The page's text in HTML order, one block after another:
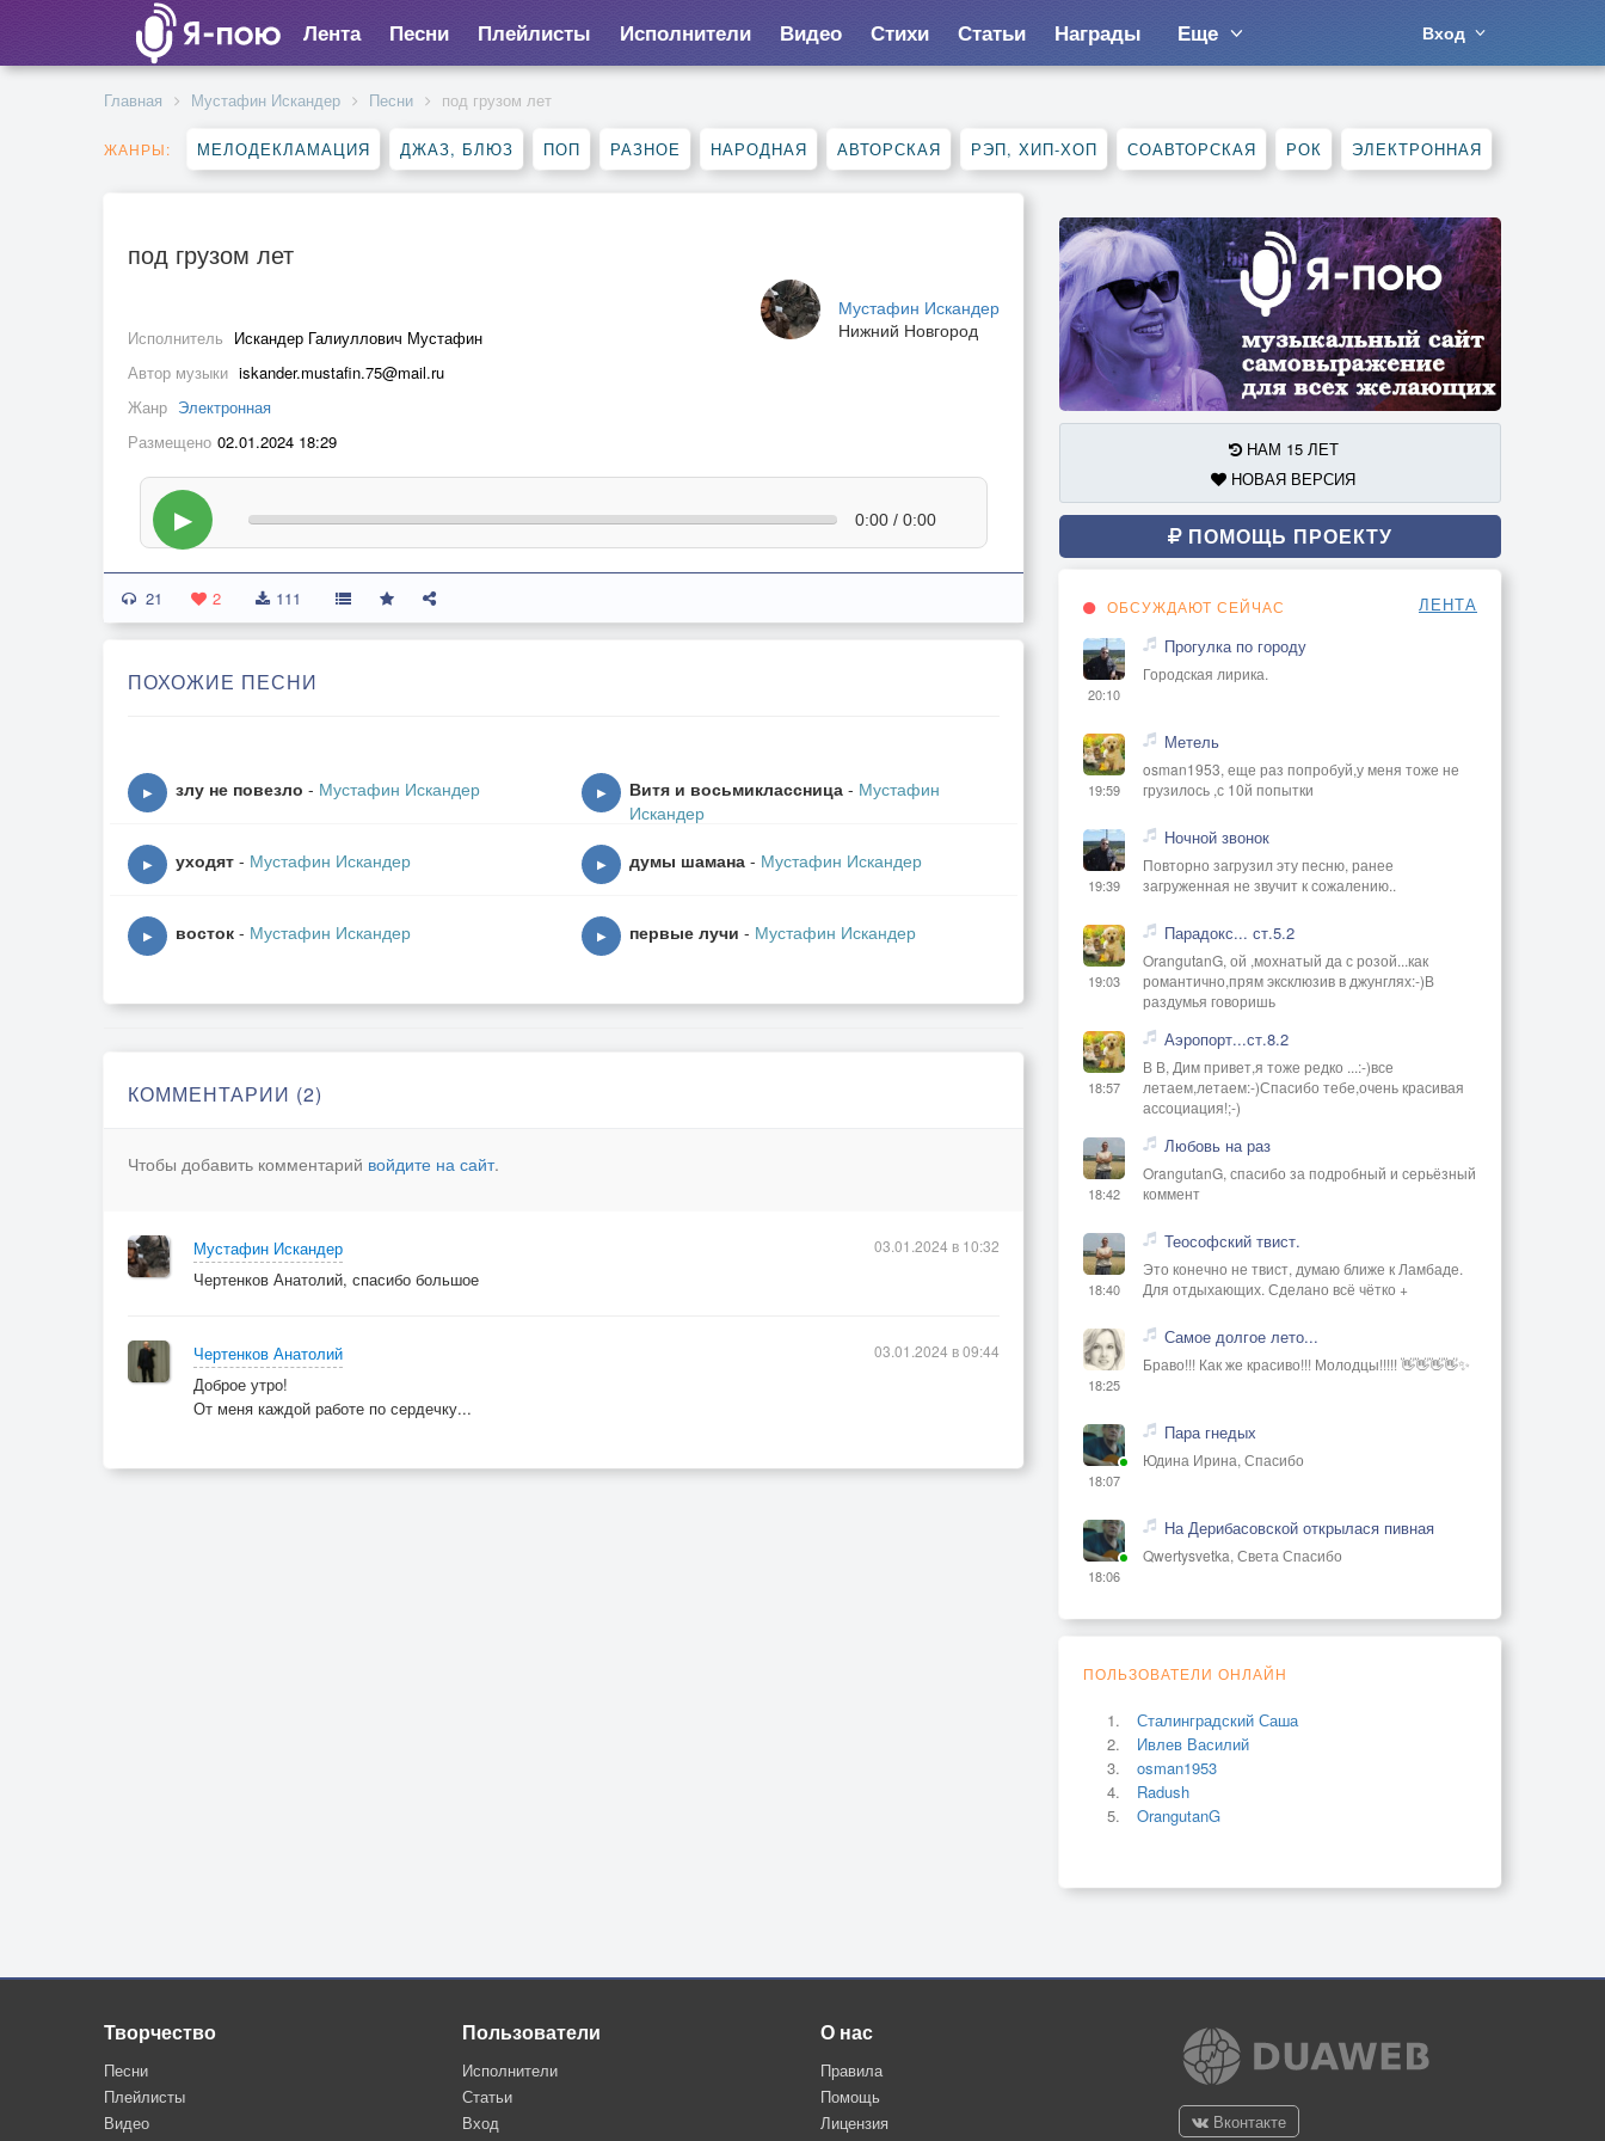
Лента Песни Плейлисты Исполнители Видео Стихи Статьи Награды Еще Вход
Главная Мустафин Искандер Песни под грузом лет
ЖАНРЫ: МЕЛОДЕКЛАМАЦИЯ ДЖАЗ, БЛЮЗ ПОП РАЗНОЕ НАРОДНАЯ АВТОРСКАЯ РЭП, ХИП-ХОП СОАВТОРСКАЯ РОК ЭЛЕКТРОННАЯ
под грузом лет
Мустафин Искандер
Нижний Новгород
Исполнитель Искандер Галиуллович Мустафин
Автор музыки iskander.mustafin.75@mail.ru
Жанр Электронная
Размещено 02.01.2024 18:29
▶ 0:00 / 0:00
21 2 111
ПОХОЖИЕ ПЕСНИ
▶ злу не повезло - Мустафин Искандер ▶ Витя и восьмиклассница - Мустафин
Искандер
▶ уходят - Мустафин Искандер ▶ думы шамана - Мустафин Искандер
▶ восток - Мустафин Искандер ▶ первые лучи - Мустафин Искандер
КОММЕНТАРИИ (2)
Чтобы добавить комментарий войдите на сайт.
Мустафин Искандер
Чертенков Анатолий, спасибо большое
03.01.2024 в 10:32
Чертенков Анатолий
Доброе утро!
От меня каждой работе по сердечку...
03.01.2024 в 09:44
НАМ 15 ЛЕТ
НОВАЯ ВЕРСИЯ
ПОМОЩЬ ПРОЕКТУ
ОБСУЖДАЮТ СЕЙЧАС ЛЕНТА
20:10
Прогулка по городу
Городская лирика.
19:59
Метель
osman1953, еще раз попробуй,у меня тоже не
грузилось ,с 10й попытки
19:39
Ночной звонок
Повторно загрузил эту песню, ранее
загруженная не звучит к сожалению..
19:03
Парадокс... ст.5.2
OrangutanG, ой ,мохнатый да с розой...как
романтично,прям эксклюзив в джунглях:-)В
раздумья говоришь
18:57
Аэропорт...ст.8.2
В В, Дим привет,я тоже редко ...:-)все
летаем,летаем:-)Спасибо тебе,очень красивая
ассоциация!;-)
18:42
Любовь на раз
OrangutanG, спасибо за подробный и серьёзный
коммент
18:40
Теософский твист.
Это конечно не твист, думаю ближе к Ламбаде.
Для отдыхающих. Сделано всё чётко +
18:25
Самое долгое лето...
Браво!!! Как же красиво!!! Молодцы!!!!! 👋👋👋👋✨
18:07
Пара гнедых
Юдина Ирина, Спасибо
18:06
На Дерибасовской открылася пивная
Qwertysvetka, Света Спасибо
ПОЛЬЗОВАТЕЛИ ОНЛАЙН
Сталинградский Саша
Ивлев Василий
osman1953
Radush
OrangutanG
Творчество
Песни
Плейлисты
Видео
Пользователи
Исполнители
Статьи
Вход
О нас
Правила
Помощь
Лицензия
Вконтакте